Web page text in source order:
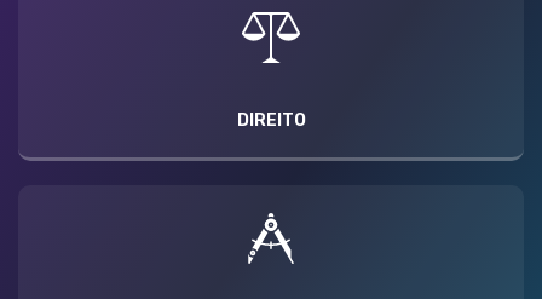
DIREITO